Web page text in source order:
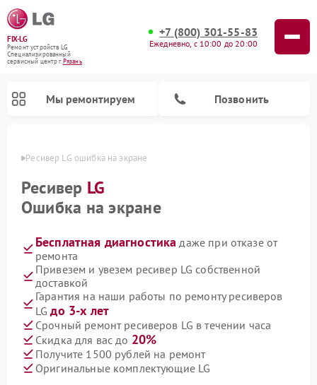
FIX-LG
Ремонт устройств LG
Специализированный
cервисный центр г.Рязань
+7 (800) 301-55-83
Ежедневно, с 10:00 до 20:00
Мы ремонтируем Позвонить
Ресивер LG ошибка на экране
Ресивер LG
Ошибка на экране
Бесплатная диагностика даже при отказе от
ремонта
Привезем и увезем ресивер LG собственной
доставкой
Гарантия на наши работы по ремонту ресиверов
LGдо 3-х лет
Срочный ремонт ресиверов LG в течении часа
Скидка для вас до 20%
Получите 1500 рублей на ремонт
Оригинальные комплектующие LG